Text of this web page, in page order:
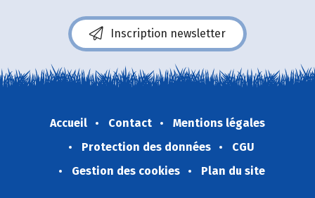
Inscription newsletter
Accueil Contact
Mentions légales
Protection des données
CGU
Gestion des cookies
Plan du site